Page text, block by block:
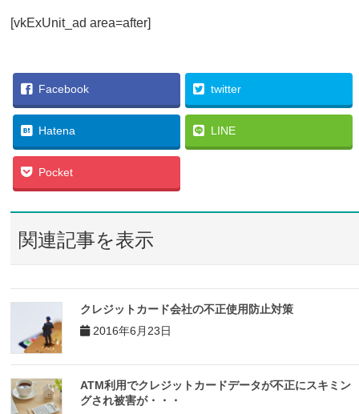
[vkExUnit_ad area=after]
Facebook twitter
Hatena LINE
Pocket
関連記事を表示
クレジットカード会社の不正使用防止対策
2016年6月23日
ATM利用でクレジットカードデータが不正にスキミン
グされ被害が・・・